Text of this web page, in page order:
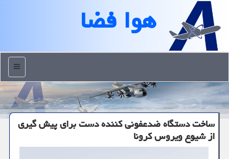
هوا فضا
منو
ساخت دستگاه ضدعفونی كننده دست برای پیش گیری
از شیوع ویروس كرونا